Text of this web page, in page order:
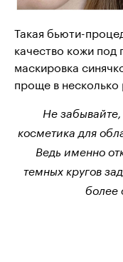
Такая бьюти-
качество кожи
маскировка
проще в несколько
Не
косметика для
Ведь именно
темных кругов
более